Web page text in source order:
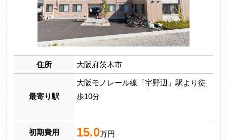
住所 大阪府茨木市
最寄り駅
大阪モノレール線「宇野辺」駅より徒
歩10分
初期費用 15.0万円